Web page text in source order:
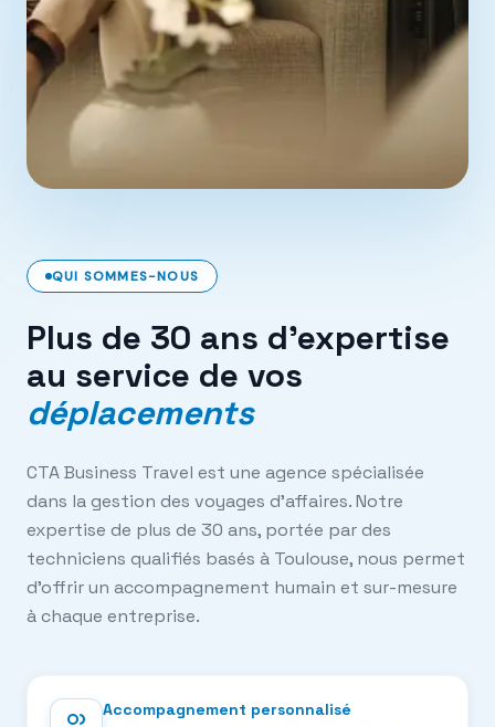
QUI SOMMES-NOUS
Plus de 30 ans d'expertise
au service de vos
déplacements
CTA Business Travel est une agence spécialisée
dans la gestion des voyages d'affaires. Notre
expertise de plus de 30 ans, portée par des
techniciens qualifiés basés à Toulouse, nous permet
d'offrir un accompagnement humain et sur-mesure
à chaque entreprise.
Accompagnement personnalisé